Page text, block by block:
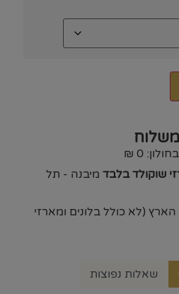
0 ₪
שוקולד בלבדמיבנה - תל
(לא כולל בלונים ומארזי
שאלות נפוצות